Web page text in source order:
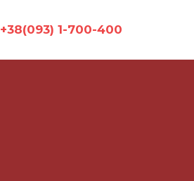
+38(093) 1-700-400